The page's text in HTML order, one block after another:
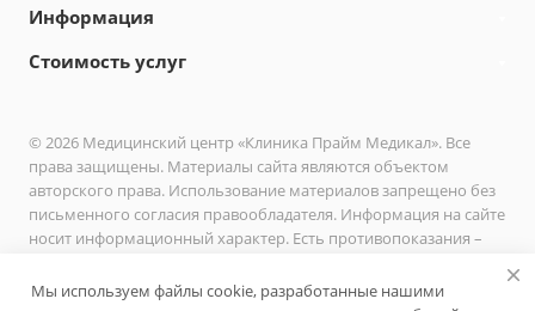
Информация
Стоимость услуг
© 2026 Медицинский центр «Клиника Прайм Медикал». Все
права защищены. Материалы сайта являются объектом
авторского права. Использование материалов запрещено без
письменного согласия правообладателя. Информация на сайте
носит информационный характер. Есть противопоказания –
Политика в отношении обработки персональных данных
Мы используем файлы cookie, разработанные нашими